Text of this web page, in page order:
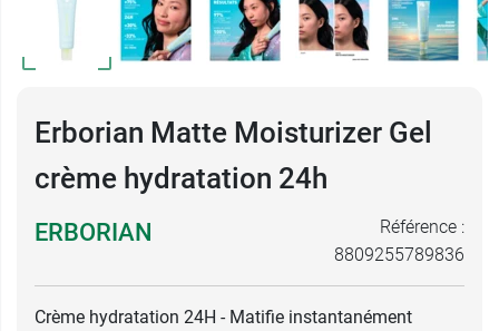
Erborian Matte Moisturizer Gel
crème hydratation 24h
ERBORIAN
Référence :
8809255789836
Crème hydratation 24H - Matifie instantanément